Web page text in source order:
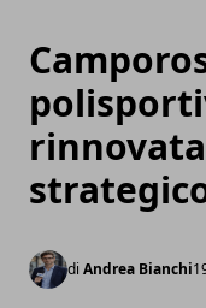
di Andrea Bianchi